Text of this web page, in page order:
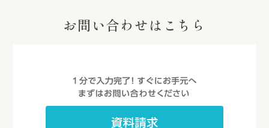
お問い合わせはこちら